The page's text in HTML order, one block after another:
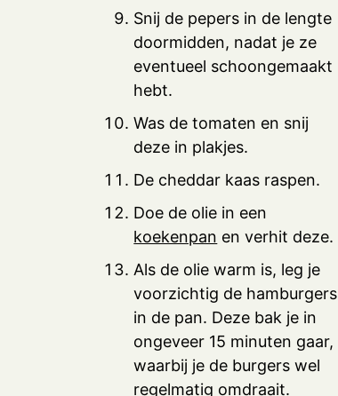
Snij de pepers in de lengte
doormidden, nadat je ze
eventueel schoongemaakt
hebt.
Was de tomaten en snij
deze in plakjes.
De cheddar kaas raspen.
Doe de olie in een
koekenpan en verhit deze.
Als de olie warm is, leg je
voorzichtig de hamburgers
in de pan. Deze bak je in
ongeveer 15 minuten gaar,
waarbij je de burgers wel
regelmatig omdraait.